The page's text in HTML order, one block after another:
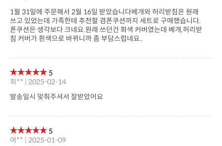
침 커버가 흰색으로 바뀌니까 좀 부담스럽네요..
5
최** | 2025-02-14
발송일시 맞춰주셔서 잘받았어요
5
여** | 2025-01-09